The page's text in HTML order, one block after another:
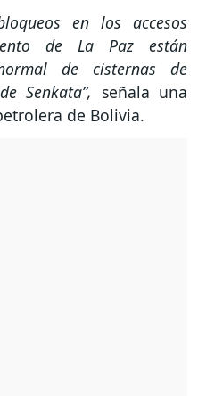
en los accesos
de La Paz están
de cisternas de
Senkata”, señala una
de Bolivia.